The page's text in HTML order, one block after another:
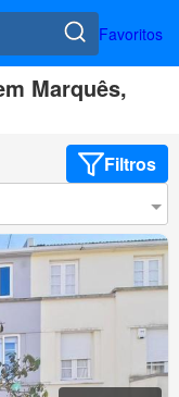
Favoritos
Marquês,
Filtros